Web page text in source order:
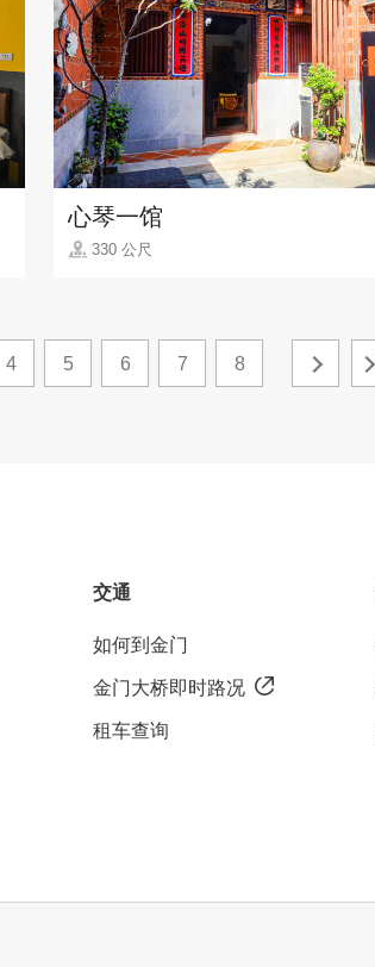
心琴一馆
330 公尺
4 5 6 7 8
交通
如何到金门
金门大桥即时路况
租车查询